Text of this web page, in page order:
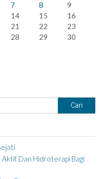
7 8
9
14 15
16
21 22
23
28 29
30
Cari
Aktif Dan Hidroterapi Bagi